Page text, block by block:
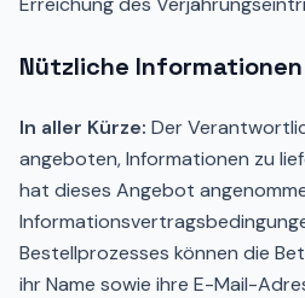
Nützliche Informationen
In aller Kürze: Der
angeboten, Informationen zu
hat dieses Angebot
Bestellprozesses können die
ihr Name sowie ihre E-Mail-